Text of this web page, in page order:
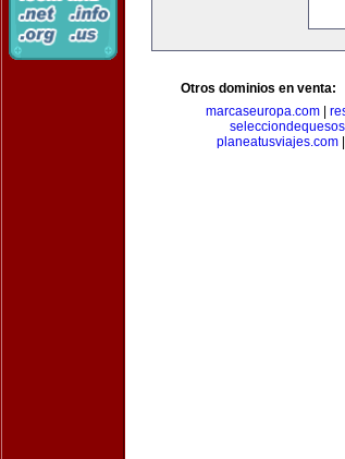
Otros dominios en venta:
marcaseuropa.com|
planeatusviajes.com